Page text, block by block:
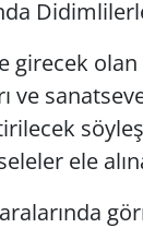
olan
ve
ele